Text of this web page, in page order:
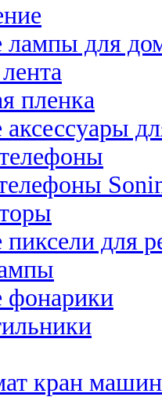
лампы для
пленка
для
фонарики
кран